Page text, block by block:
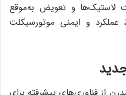
لاستیک‌ها و تعویض به‌موقع
و ایمنی موتورسیکلت